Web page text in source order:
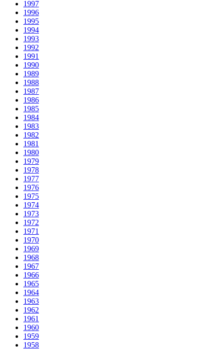
1997
1996
1995
1994
1993
1992
1991
1990
1989
1988
1987
1986
1985
1984
1983
1982
1981
1980
1979
1978
1977
1976
1975
1974
1973
1972
1971
1970
1969
1968
1967
1966
1965
1964
1963
1962
1961
1960
1959
1958